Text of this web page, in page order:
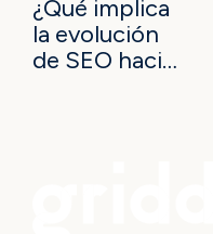
¿Qué implica
la evolución
de SEO hacia